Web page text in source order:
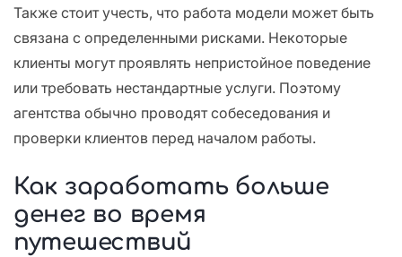
Также стоит учесть, что работа модели может быть
связана с определенными рисками. Некоторые
клиенты могут проявлять непристойное поведение
или требовать нестандартные услуги. Поэтому
агентства обычно проводят собеседования и
проверки клиентов перед началом работы.
Как заработать больше
денег во время
путешествий